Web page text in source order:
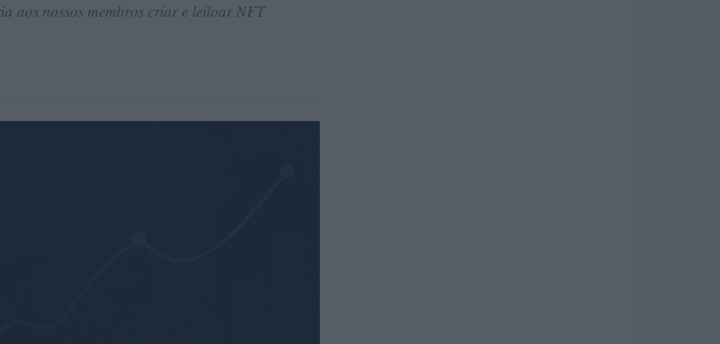
aos nossos membros criar e leiloar NFT